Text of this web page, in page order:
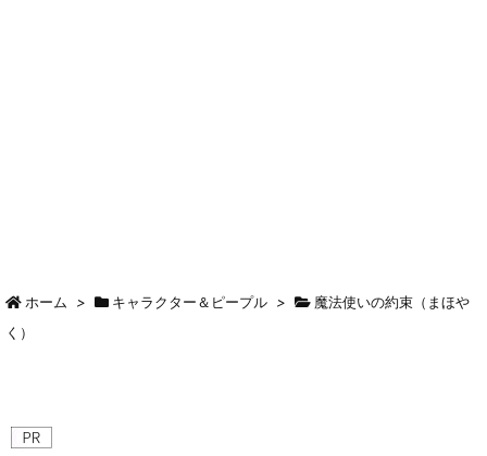
ホーム > キャラクター＆ピープル >
魔法使いの約束（まほや
く）